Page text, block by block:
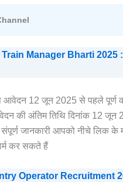
Manager Bharti 2025 :
आवेदन 12 जून 2025 से पहले पूर्ण कर
की अंतिम तिथि दिनांक 12 जून
संपूर्ण जानकारी आपको नीचे लिक
कर सकते हैं
Operator Recruitment